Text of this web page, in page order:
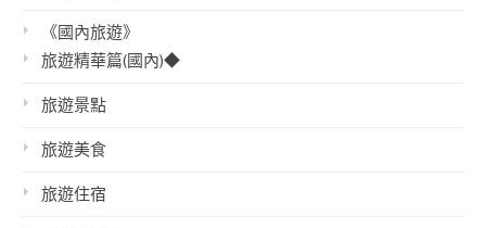
《國內旅遊》
旅遊精華篇(國內)◆
旅遊景點
旅遊美食
旅遊住宿